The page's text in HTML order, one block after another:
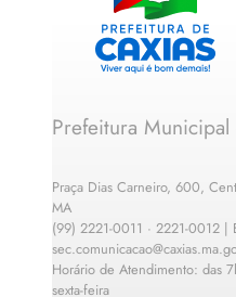
Prefeitura Municipal
Praça Dias Carneiro, 600,
MA
(99) 2221-0011 · 2221-0012 |
Horário de Atendimento: das
sexta-feira